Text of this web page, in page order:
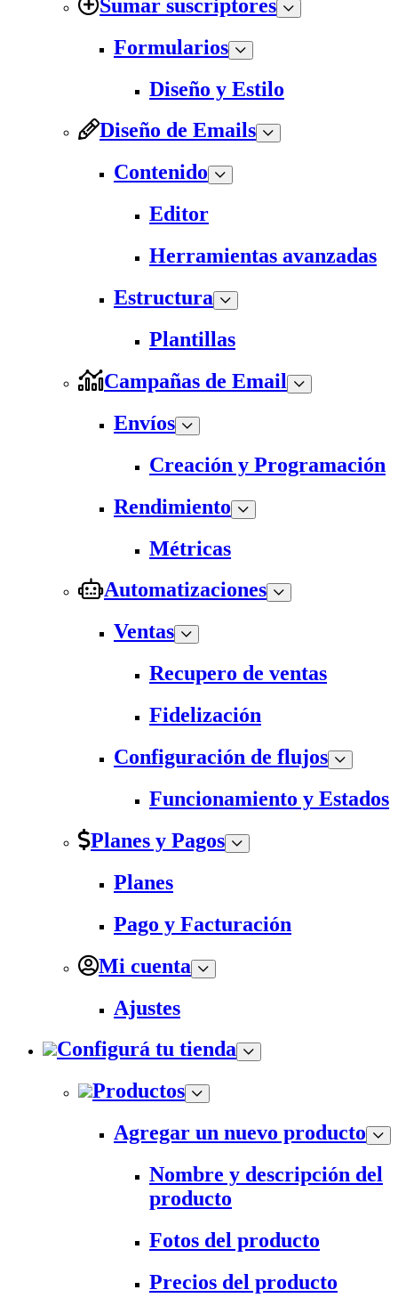
Sumar suscriptores
Formularios
Diseño y Estilo
Diseño de Emails
Contenido
Editor
Herramientas avanzadas
Estructura
Plantillas
Campañas de Email
Envíos
Creación y Programación
Rendimiento
Métricas
Automatizaciones
Ventas
Recupero de ventas
Fidelización
Configuración de flujos
Funcionamiento y Estados
Planes y Pagos
Planes
Pago y Facturación
Mi cuenta
Ajustes
Configurá tu tienda
Productos
Agregar un nuevo producto
Nombre y descripción del
producto
Fotos del producto
Precios del producto